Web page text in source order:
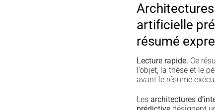
artificielle
résumé
Lecture rapide. Ce
l’objet, la thèse et le
avant le résumé
Les architectures